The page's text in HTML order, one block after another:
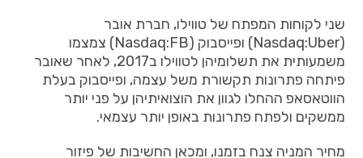
שני לקוחות המפתח של טווילו, חברת אובר
(Nasdaq:Uber)
ופייסבוק (Nasdaq:FB)
צמצמו
משמעותית את תשלומיהן לטווילו ב2017, לאחר שאובר
פיתחה פתרונות תקשורת משל עצמה, ופייסבוק בעלת
הווטאסאפ ההחלו לגוון את הוצואיתיהן על פני יותר
ממשקים ולפתח פתרונות באופן יותר עצמאי.
מחיר המניה צנח בזמנו, ומכאן החשיבות של פיזור